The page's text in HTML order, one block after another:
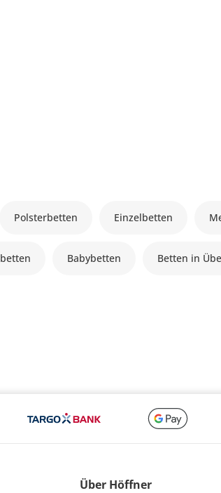
Polsterbetten Einzelbetten
Babybetten Betten in
Über Höffner